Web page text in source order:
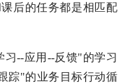
后的任务都是相匹配
习--应用--反馈"的学习
踪"的业务目标行动循